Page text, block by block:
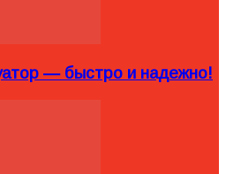
— быстро и надежно!